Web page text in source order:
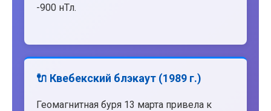
-900 нТл.
🔌 Квебекский блэкаут (1989 г.)
Геомагнитная буря 13 марта привела к